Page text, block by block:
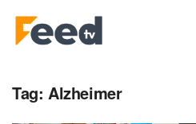
Tag: Alzheimer